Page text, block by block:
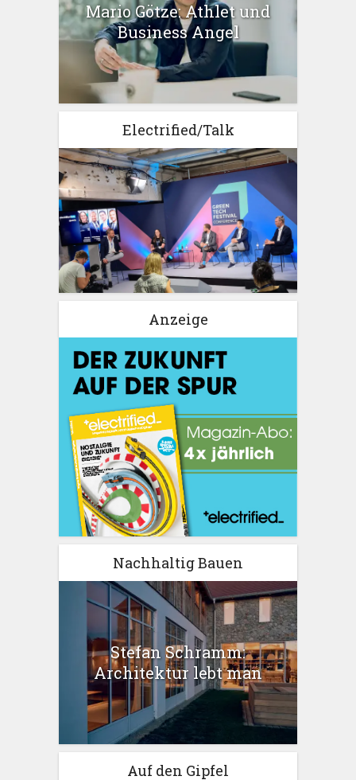
Mario Götze: Athlet und
Business Angel
Electrified/Talk
Anzeige
Nachhaltig Bauen
Stefan Schramm:
Architektur lebt man
Auf den Gipfel